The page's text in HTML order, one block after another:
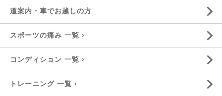
道案内・車でお越しの方
スポーツの痛み 一覧 ›
コンディション 一覧 ›
トレーニング 一覧 ›